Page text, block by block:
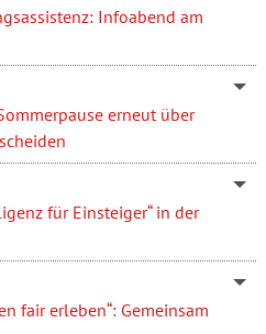
Infoabend am
erneut über
für Einsteiger“ in der
fair erleben“: Gemeinsam